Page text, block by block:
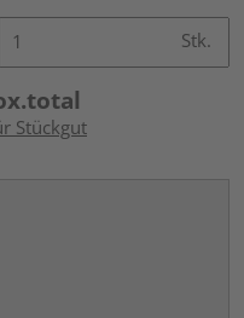
Stk.
Stückgut